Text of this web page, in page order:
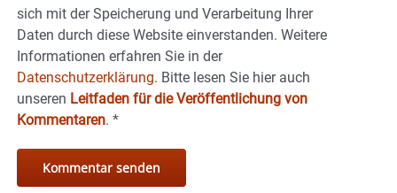
sich mit der Speicherung und Verarbeitung Ihrer
Daten durch diese Website einverstanden. Weitere
Informationen erfahren Sie in der
Datenschutzerklärung. Bitte lesen Sie hier auch
unseren Leitfaden für die Veröffentlichung von
Kommentaren. *